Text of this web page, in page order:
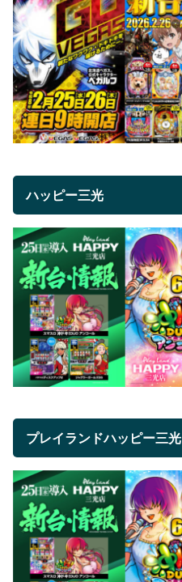
ハッピー三光
プレイランドハッピー三光